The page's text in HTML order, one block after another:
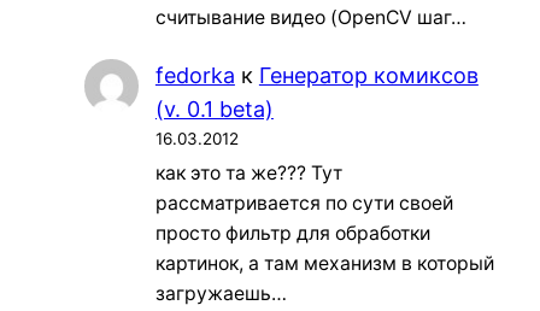
считывание видео (OpenCV шаг…
fedorka к Генератор комиксов
(v. 0.1 beta)
16.03.2012
как это та же??? Тут
рассматривается по сути своей
просто фильтр для обработки
картинок, а там механизм в который
загружаешь…